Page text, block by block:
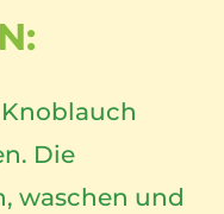
Die
waschen und